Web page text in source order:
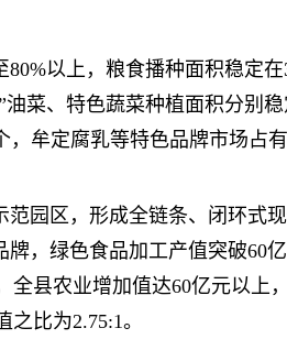
以上，粮食播种面积稳定
菜、特色蔬菜种植面积分别
牟定腐乳等特色品牌市场占
园区，形成全链条、闭环式
，绿色食品加工产值突破60
县农业增加值达60亿元以上
比为2.75:1。